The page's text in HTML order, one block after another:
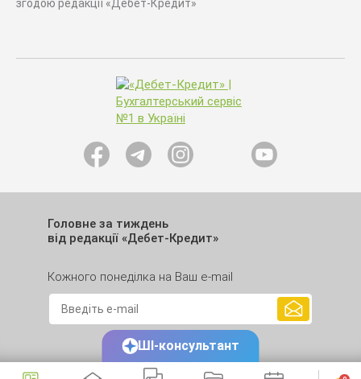
згодою редакції «Дебет-Кредит»
Головне за тиждень
від редакції «Дебет-Кредит»
Кожного понеділка на Ваш e-mail
ШІ-консультант